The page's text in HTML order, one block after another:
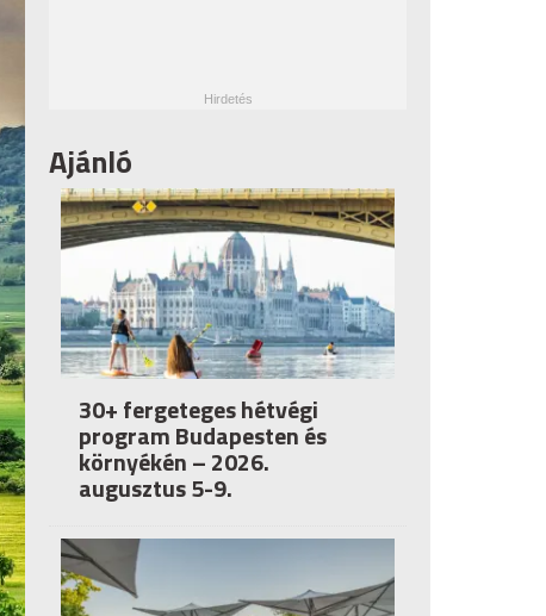
Ajánló
30+ fergeteges hétvégi
program Budapesten és
környékén – 2026.
augusztus 5-9.